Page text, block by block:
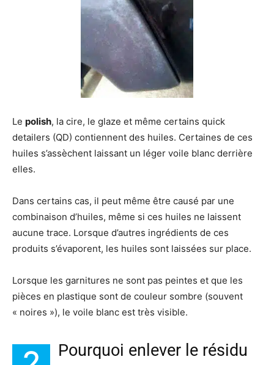
Le polish, la cire, le glaze et même certains quick
detailers (QD) contiennent des huiles. Certaines de ces
huiles s’assèchent laissant un léger voile blanc derrière
elles.
Dans certains cas, il peut même être causé par une
combinaison d’huiles, même si ces huiles ne laissent
aucune trace. Lorsque d’autres ingrédients de ces
produits s’évaporent, les huiles sont laissées sur place.
Lorsque les garnitures ne sont pas peintes et que les
pièces en plastique sont de couleur sombre (souvent
« noires »), le voile blanc est très visible.
Pourquoi enlever le résidu